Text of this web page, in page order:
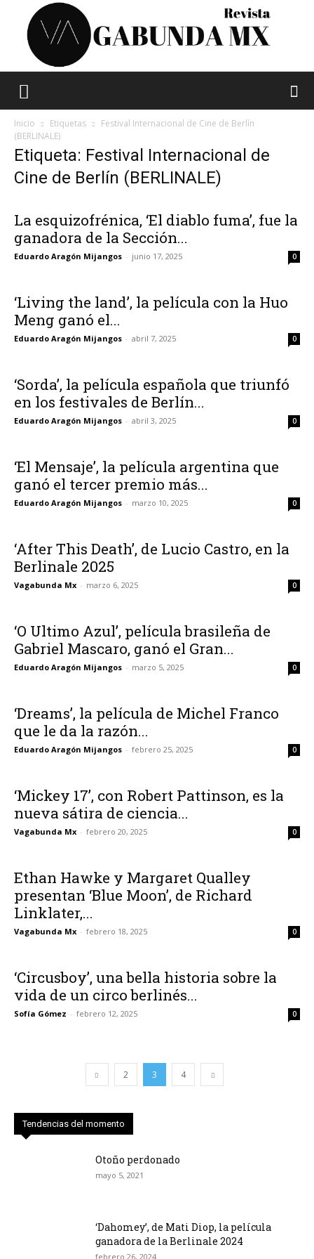
Mx
Inicio Etiquetas
Festival Internacional de Cine de Berlín
(BERLINALE)
Etiqueta: Festival Internacional de
Cine de Berlín (BERLINALE)
La esquizofrénica, ‘El diablo fuma’, fue la
ganadora de la Sección...
Eduardo Aragón Mijangos - junio 17, 2025 0
‘Living the land’, la película con la Huo
Meng ganó el...
Eduardo Aragón Mijangos - abril 7, 2025 0
‘Sorda’, la película española que triunfó
en los festivales de Berlín...
Eduardo Aragón Mijangos - abril 3, 2025 0
‘El Mensaje’, la película argentina que
ganó el tercer premio más...
Eduardo Aragón Mijangos - marzo 10, 2025 0
‘After This Death’, de Lucio Castro, en la
Berlinale 2025
Vagabunda Mx - marzo 6, 2025 0
‘O Ultimo Azul’, película brasileña de
Gabriel Mascaro, ganó el Gran...
Eduardo Aragón Mijangos - marzo 5, 2025 0
‘Dreams’, la película de Michel Franco
que le da la razón...
Eduardo Aragón Mijangos - febrero 25, 2025 0
‘Mickey 17’, con Robert Pattinson, es la
nueva sátira de ciencia...
Vagabunda Mx - febrero 20, 2025 0
Ethan Hawke y Margaret Qualley
presentan ‘Blue Moon’, de Richard
Linklater,...
Vagabunda Mx - febrero 18, 2025 0
‘Circusboy’, una bella historia sobre la
vida de un circo berlinés...
Sofía Gómez - febrero 12, 2025 0
2 3 4
Tendencias del momento
Otoño perdonado
mayo 5, 2021
‘Dahomey’, de Mati Diop, la película
ganadora de la Berlinale 2024
febrero 26, 2024